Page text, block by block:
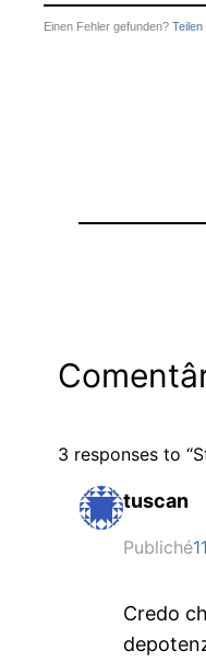
Einen Fehler gefunden? Teilen
3 responses to
tuscan
Publiché
Credo